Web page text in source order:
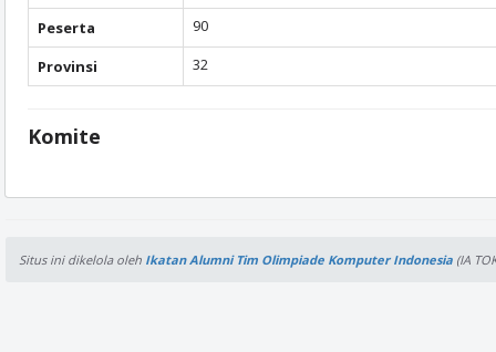
Peserta 90
Provinsi 32
Komite
Situs ini dikelola oleh Ikatan Alumni Tim Olimpiade Komputer Indonesia (IA